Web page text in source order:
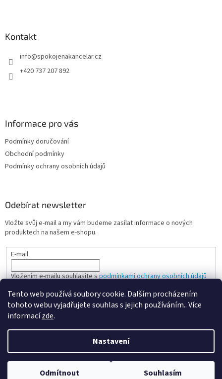
Tento web používá soubory cookie. Dalším procházením
tohoto webu vyjadřujete souhlas s jejich používáním.. Více
informacízde.
Nastavení
Odmítnout Souhlasím
Kontakt
info@spokojenakancelar.cz
+420 737 207 892
Informace pro vás
Podmínky doručování
Obchodní podmínky
Podmínky ochrany osobních údajů
Odebírat newsletter
Vložte svůj e-mail a my vám budeme zasílat informace o nových
produktech na našem e-shopu.
E-mail
Vložením e-mailu souhlasíte spodmínkami ochrany osobních údajů
PŘIHLÁSIT SE
Vytvořil Shoptet
Copyright 2026Spokojená kancelář . Všechna práva vyhrazena.